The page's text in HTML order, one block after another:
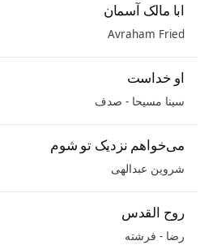
ابا مالک آسمان
Avraham Fried
او خداست
سینا مسیحا - صدف
می‌خواهم نزدیک تو شوم
شروین عبدالهی
روح القدس
رضا - فرشته